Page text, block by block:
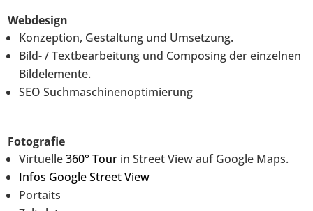
Webdesign
Konzeption, Gestaltung und Umsetzung.
Bild- / Textbearbeitung und Composing der einzelnen
Bildelemente.
SEO Suchmaschinenoptimierung
Fotografie
Virtuelle360° Tour in Street View auf Google Maps.
Infos Google Street View
Portaits